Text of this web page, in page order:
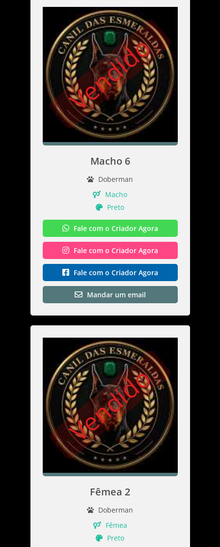
Vendido
Macho 6
Doberman
Macho
Preto
Fale com o Criador Agora
Fale com o Criador Agora
Fale com o Criador Agora
Mandar um email
Vendido
Fêmea 2
Doberman
Fêmea
Preto